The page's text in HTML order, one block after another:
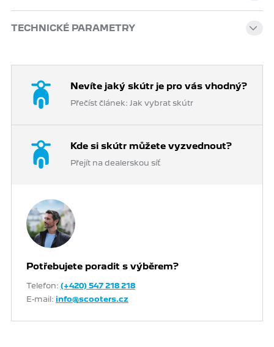
TECHNICKÉ PARAMETRY
Nevíte jaký skútr je pro vás vhodný?
Přečíst článek: Jak vybrat skútr
Kde si skútr můžete vyzvednout?
Přejít na dealerskou síť
Potřebujete poradit s výběrem?
Telefon: (+420) 547 218 218
E-mail: info@scooters.cz